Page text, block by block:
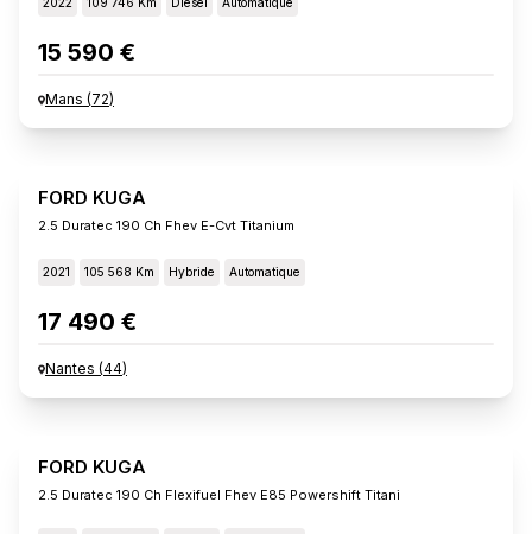
15 590 €
Mans (72)
FORD KUGA
2.5 Duratec 190 Ch Fhev E-Cvt Titanium
2021 105 568 Km Hybride Automatique
17 490 €
Nantes (44)
FORD KUGA
2.5 Duratec 190 Ch Flexifuel Fhev E85 Powershift Titani